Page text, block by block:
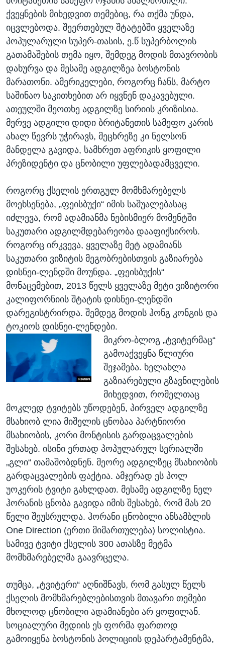
ქვეყნების მიხედვით თემებიც, რა თქმა უნდა,
იცვლებოდა. შეერთებულ შტატებში ყველაზე
პოპულარული სუპერ-თასის, ე.წ სუპერბოლის
გათამაშების თემა იყო, შემდეგ მოდის მთავრობის
დახურვა და მესამე ადგილზეა ბოსტონის
მარათონი. ამერიკელები, როგორც ჩანს, მარტო
საშინაო საკითხებით არ იყვნენ დაკავებული.
ათეულში მეოთხე ადგილზე სირიის კრიზისია.
მერვე ადგილი დიდი ბრიტანეთის სამეფო კარის
ახალ წევრს უჭირავს, მეცხრეზე კი ნელსონ
მანდელა გავიდა, სამხრეთ აფრიკის ყოფილი
პრეზიდენტი და ცნობილი უფლებადამცველი.
როგორც ქსელის ერთგულ მომხმარებელს
მოეხსენება, „ფეისბუქი“ იმის საშუალებასაც
იძლევა, რომ ადამიანმა ნებისმიერ მომენტში
საკუთარი ადგილმდებარეობა დააფიქსიროს.
როგორც ირკვევა, ყველაზე მეტ ადამიანს
საკუთარი ვიზიტის მეგობრებისთვის გაზიარება
დისნეი-ლენდში მოუნდა. „ფეისბუქის“
მონაცემებით, 2013 წელს ყველაზე მეტი ვიზიტორი
კალიფორნიის შტატის დისნეი-ლენდში
დარეგისტრირდა. შემდეგ მოდის ჰონგ კონგის და
ტოკიოს დისნეი-ლენდები.
მიკრო-ბლოგ „ტვიტერმაც“
გამოაქვეყნა წლიური
შეჯამება. ხელახლა
გაზიარებული გზავნილების
მიხედვით, რომელთაც
მოკლედ ტვიტებს უწოდებენ, პირველ ადგილზე
მსახიობ ლია მიშელის ცნობაა პარტნიორი
მსახიობის, კორი მონტისის გარდაცვალების
შესახებ. ისინი ერთად პოპულარულ სერიალში
„გლი“ თამაშობდნენ. მეორე ადგილზეც მსახიობის
გარდაცვალების ფაქტია. ამჯერად ეს პოლ
უოკერის ტვიტი გახლდათ. მესამე ადგილზე ნელ
ჰორანის ცნობა გავიდა იმის შესახებ, რომ მას 20
წელი შეუსრულდა. ჰორანი ცნობილი ანსამბლის
One Direction (ერთი მიმართულება) სოლისტია.
სამივე ტვიტი ქსელის 300 ათასზე მეტმა
მომხმარებელმა გაავრცელა.
თუმცა, „ტვიტერი“ აღნიშნავს, რომ გასულ წელს
ქსელის მომხმარებლებისთვის მთავარი თემები
მხოლოდ ცნობილი ადამიანები არ ყოფილან.
სოციალური მედიის ეს ფორმა ფართოდ
გამოიყენა ბოსტონის პოლიციის დეპარტამენტმა,